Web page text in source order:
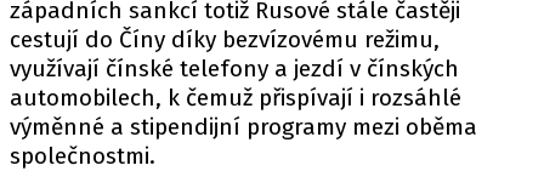
západních sankcí totiž Rusové stále častěji
cestují do Číny díky bezvízovému režimu,
využívají čínské telefony a jezdí v čínských
automobilech, k čemuž přispívají i rozsáhlé
výměnné a stipendijní programy mezi oběma
společnostmi.